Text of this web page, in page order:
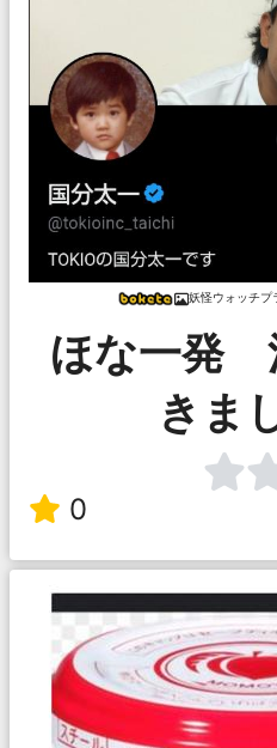
妖怪ウォッチプ
ほな一発
きま
0